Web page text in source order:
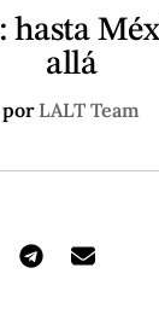
hasta
allá
por LALT Team